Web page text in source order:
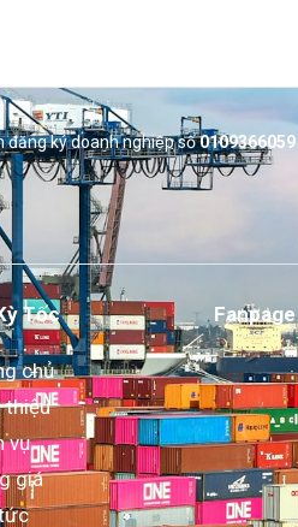
đăng ký doanh nghiệp số0109366059
Tốc
chủ
thiệu
vụ
giá
Fanpage